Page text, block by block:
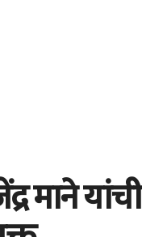
माने यांची